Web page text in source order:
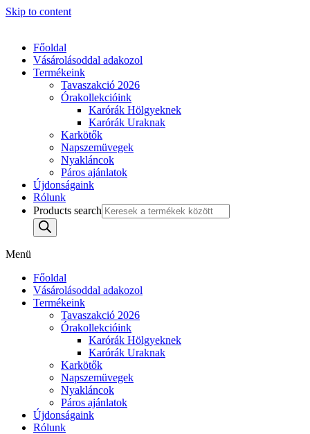
Skip to content
Főoldal
Vásárolásoddal adakozol
Termékeink
Tavaszakció 2026
Órakollekcióink
Karórák Hölgyeknek
Karórák Uraknak
Karkötők
Napszemüvegek
Nyakláncok
Páros ajánlatok
Újdonságaink
Rólunk
Products search
Menü
Főoldal
Vásárolásoddal adakozol
Termékeink
Tavaszakció 2026
Órakollekcióink
Karórák Hölgyeknek
Karórák Uraknak
Karkötők
Napszemüvegek
Nyakláncok
Páros ajánlatok
Újdonságaink
Rólunk